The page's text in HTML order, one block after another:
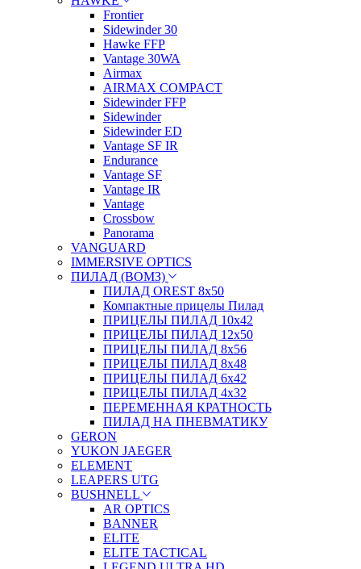
Frontier
Sidewinder 30
Hawke FFP
Vantage 30WA
Airmax
AIRMAX COMPACT
Sidewinder FFP
Sidewinder
Sidewinder ED
Vantage SF IR
Endurance
Vantage SF
Vantage IR
Vantage
Crossbow
Panorama
VANGUARD
IMMERSIVE OPTICS
ПИЛАД (ВОМЗ)
ПИЛАД OREST 8х50
Компактные прицелы Пилад
ПРИЦЕЛЫ ПИЛАД 10х42
ПРИЦЕЛЫ ПИЛАД 12х50
ПРИЦЕЛЫ ПИЛАД 8х56
ПРИЦЕЛЫ ПИЛАД 8х48
ПРИЦЕЛЫ ПИЛАД 6х42
ПРИЦЕЛЫ ПИЛАД 4х32
ПЕРЕМЕННАЯ КРАТНОСТЬ
ПИЛАД НА ПНЕВМАТИКУ
GERON
YUKON JAEGER
ELEMENT
LEAPERS UTG
BUSHNELL
AR OPTICS
BANNER
ELITE
ELITE TACTICAL